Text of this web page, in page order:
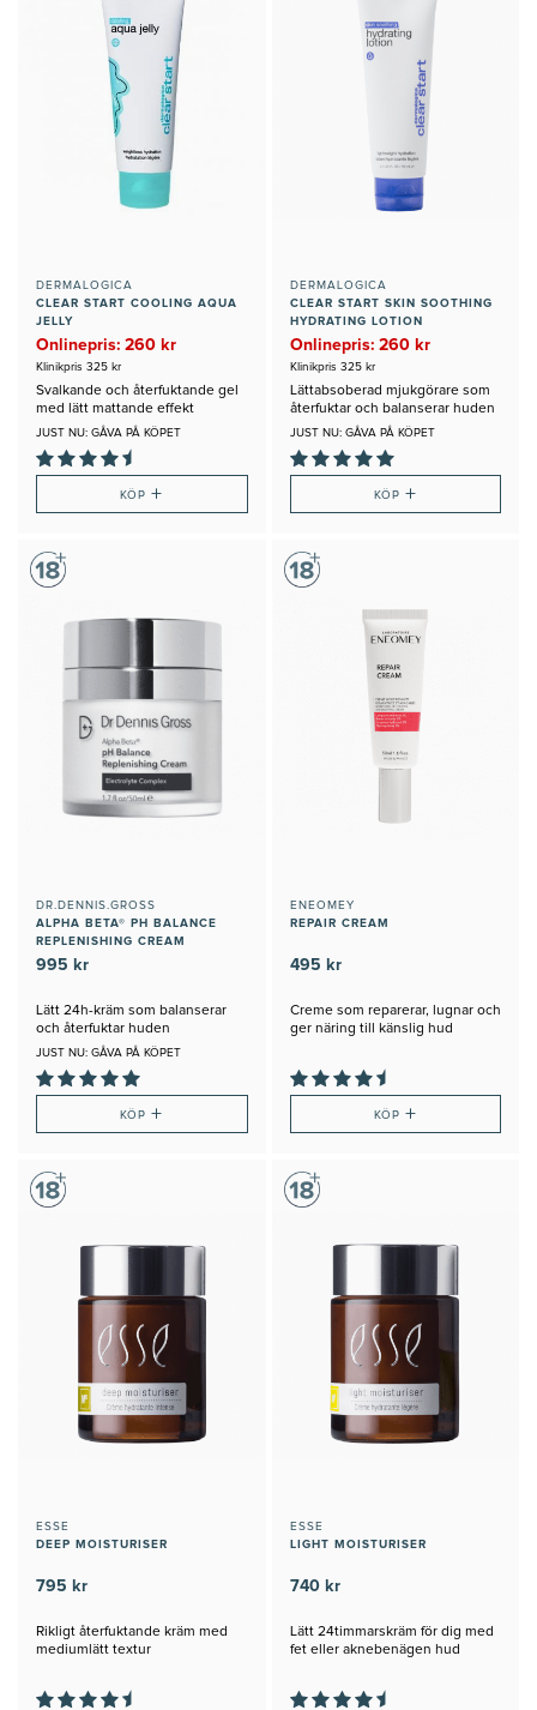
DERMALOGICA
CLEAR START COOLING AQUA
JELLY
Onlinepris: 260 kr
Klinikpris 325 kr
Svalkande och återfuktande gel
med lätt mattande effekt
JUST NU: GÅVA PÅ KÖPET
KÖP+
DERMALOGICA
CLEAR START SKIN SOOTHING
HYDRATING LOTION
Onlinepris: 260 kr
Klinikpris 325 kr
Lättabsoberad mjukgörare som
återfuktar och balanserar huden
JUST NU: GÅVA PÅ KÖPET
KÖP +
DR.DENNIS.GROSS
ALPHA BETA® PH BALANCE
REPLENISHING CREAM
995 kr
Lätt 24h-kräm som balanserar
och återfuktar huden
JUST NU: GÅVA PÅ KÖPET
KÖP+
ENEOMEY
REPAIR CREAM
495 kr
Creme som reparerar, lugnar och
ger näring till känslig hud
KÖP +
ESSE
DEEP MOISTURISER
795 kr
Rikligt återfuktande kräm med
mediumlätt textur
ESSE
LIGHT MOISTURISER
740 kr
Lätt 24timmarskräm för dig med
fet eller aknebenägen hud